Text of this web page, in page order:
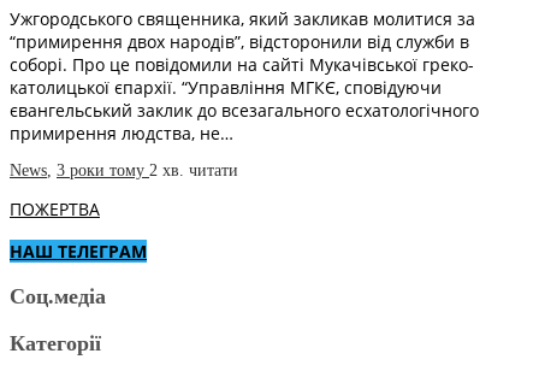
Ужгородського священника, який закликав молитися за
“примирення двох народів”, відсторонили від служби в
соборі. Про це повідомили на сайті Мукачівської греко-
католицької єпархії. “Управління МГКЄ, сповідуючи
євангельський заклик до всезагального есхатологічного
примирення людства, не…
News, 3 роки тому 2 хв. читати
ПОЖЕРТВА
НАШ ТЕЛЕГРАМ
Соц.медіа
Категорії